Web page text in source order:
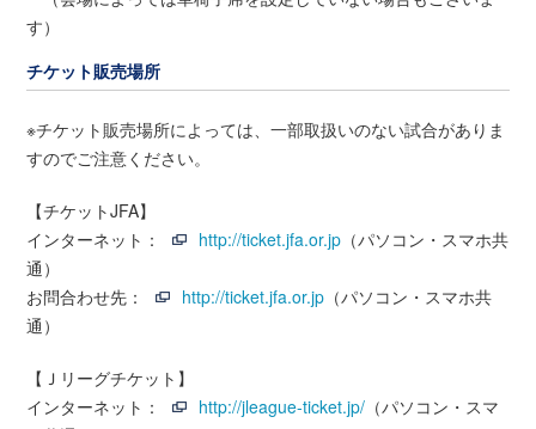
す）
チケット販売場所
※チケット販売場所によっては、一部取扱いのない試合がありま
すのでご注意ください。
【チケットJFA】
インターネット：
http://ticket.jfa.or.jp （パソコン・スマホ共
通）
お問合わせ先：
http://ticket.jfa.or.jp （パソコン・スマホ共
通）
【Ｊリーグチケット】
インターネット：
http://jleague-ticket.jp/ （パソコン・スマ